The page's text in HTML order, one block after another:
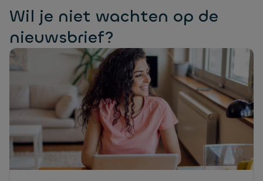
Ayvens Bank meer te ontvangen.
Lees hieronze privacyverklaring
zich inschrijven.
Wil je niet wachten op de
nieuwsbrief?